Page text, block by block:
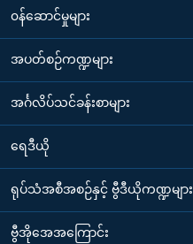
၀န်ဆောင်မှုများ
အပတ်စဉ်ကဏ္ဍများ
အင်္ဂလိပ်သင်ခန်းစာများ
ရေဒီယို
ရုပ်သံအစီအစဉ်နှင့် ဗွီဒီယိုကဏ္ဍများ
ဗွီအိုအေအကြောင်း